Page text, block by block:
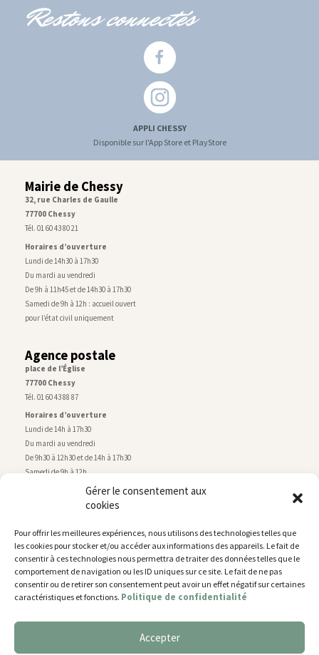
Gérer le consentement aux
cookies
Pour offrir les meilleures expériences, nous utilisons des technologies telles que
les cookies pour stocker et/ou accéder aux informations des appareils. Le fait de
consentir à ces technologies nous permettra de traiter des données telles que le
comportement de navigation ou les ID uniques sur ce site. Le fait de ne pas
consentir ou de retirer son consentement peut avoir un effet négatif sur certaines
caractéristiques et fonctions. Politique de confidentialité
Accepter
Restons connectés
APPLI CHESSY
Disponible sur l'App Store et PlayStore
Mairie de Chessy
32, rue Charles de Gaulle
77700 Chessy
Tél. 01 60 43 80 21
Horaires d’ouverture
Lundi de 14h30 à 17h30
Du mardi au vendredi
De 9h à 11h45 et de 14h30 à 17h30
Samedi de 9h à 12h : accueil ouvert
pour l’état civil uniquement
Agence postale
place de l’Église
77700 Chessy
Tél. 01 60 43 88 87
Horaires d’ouverture
Lundi de 14h à 17h30
Du mardi au vendredi
De 9h30 à 12h30 et de 14h à 17h30
Samedi de 9h à 12h
Service technique
rue de Montry–77700 Chessy
Tél. 01 60 43 52 63
Horaires d’ouverture
Lundi, mardi et jeudi
De 9h à 11h45 et de 14h30 à 17h30
Nous utilisons des cookies pour vous offrir la meilleure